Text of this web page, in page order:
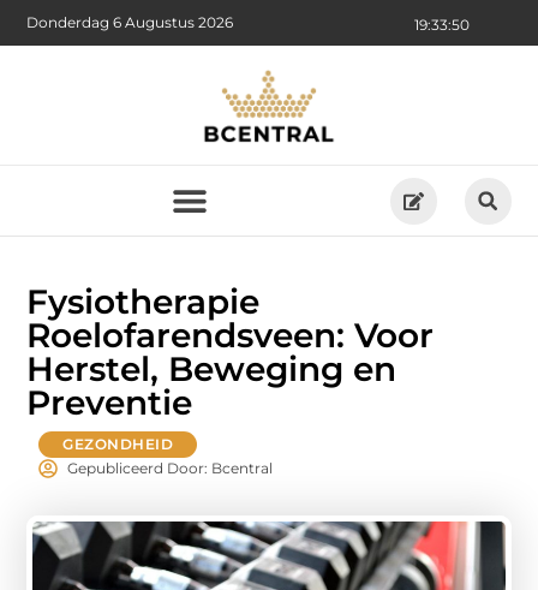
19:33:51
Donderdag 6 Augustus 2026
Fysiotherapie
Roelofarendsveen: Voor
Herstel, Beweging en
Preventie
GEZONDHEID
Gepubliceerd Door: Bcentral